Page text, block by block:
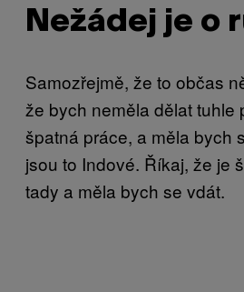
Nežádej je o
Samozřejmě, že to občas
že bych neměla dělat tuhle
špatná práce, a měla bych
jsou to Indové. Říkaj, že je
tady a měla bych se vdát.